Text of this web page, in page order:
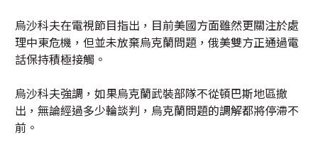
烏沙科夫在電視節目指出，目前美國方面雖然更關注於處
理中東危機，但並未放棄烏克蘭問題，俄美雙方正通過電
話保持積極接觸。
烏沙科夫強調，如果烏克蘭武裝部隊不從頓巴斯地區撤
出，無論經過多少輪談判，烏克蘭問題的調解都將停滯不
前。